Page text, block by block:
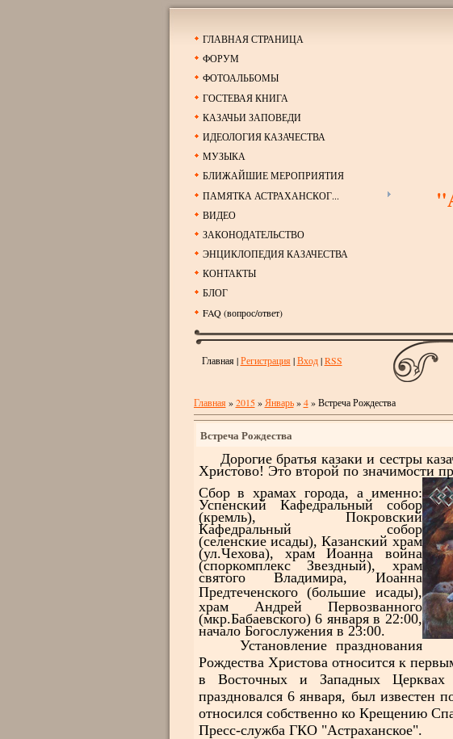
ГЛАВНАЯ СТРАНИЦА
ФОРУМ
ФОТОАЛЬБОМЫ
ГОСТЕВАЯ КНИГА
КАЗАЧЬИ ЗАПОВЕДИ
ИДЕОЛОГИЯ КАЗАЧЕСТВА
МУЗЫКА
БЛИЖАЙШИЕ МЕРОПРИЯТИЯ
ПАМЯТКА АСТРАХАНСКОГ...
ВИДЕО
ЗАКОНОДАТЕЛЬСТВО
ЭНЦИКЛОПЕДИЯ КАЗАЧЕСТВА
КОНТАКТЫ
БЛОГ
FAQ (вопрос/ответ)
Главная|Регистрация |Вход|RSS
Главная »2015 » Январь » 4» Встреча Рождества
Встреча Рождества
Дорогие братья казаки и сестры
Христово! Это второй по значимости
Сбор в храмах города, а именно:
Успенский Кафедральный собор
(кремль), Покровский
Кафедральный собор
(селенские исады), Казанский храм
(ул.Чехова), храм Иоанна война
(споркомплекс Звездный), храм
святого Владимира, Иоанна
Предтеченского (большие исады),
храм Андрей Первозванного
(мкр.Бабаевского) 6 января в 22:00,
начало Богослужения в 23:00.
Установление празднования
Рождества Христова относится к
в Восточных и Западных Церквах
праздновался 6 января, был известен
относился собственно ко Крещению
Пресс-служба ГКО "Астраханское".